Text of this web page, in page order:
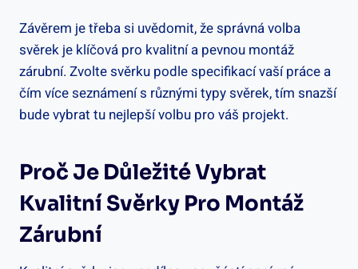
Závěrem je třeba si uvědomit, že správná volba
svěrek je klíčová pro kvalitní a pevnou montáž
zárubní. Zvolte svěrku podle specifikací vaší práce a
čím více seznámení s různými typy svěrek, tím snazší
bude vybrat tu nejlepší volbu pro váš projekt.
Proč Je Důležité Vybrat
Kvalitní Svěrky Pro Montáž
Zárubní